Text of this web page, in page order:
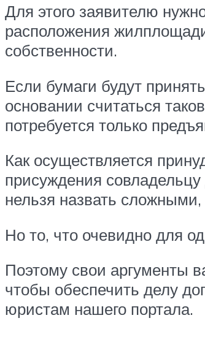
Для этого заявителю
расположения
собственности.
Если бумаги будут
основании считаться
потребуется только
Как осуществляется
присуждения
нельзя назвать
Но то, что очевидно для
Поэтому свои аргументы
чтобы обеспечить делу
юристам нашего портала.